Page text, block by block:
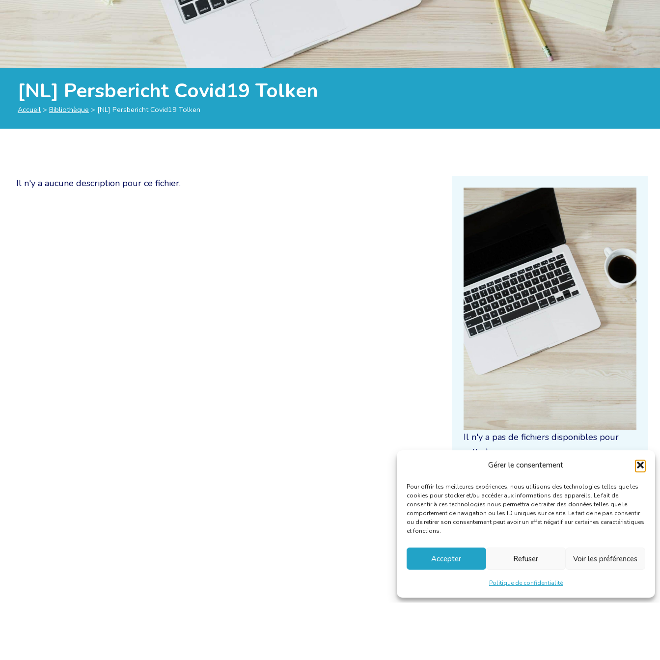
Gérer le consentement
Pour offrir les meilleures expériences, nous utilisons des technologies telles que les
cookies pour stocker et/ou accéder aux informations des appareils. Le fait de
consentir à ces technologies nous permettra de traiter des données telles que le
comportement de navigation ou les ID uniques sur ce site. Le fait de ne pas consentir
ou de retirer son consentement peut avoir un effet négatif sur certaines caractéristiques
et fonctions.
Accepter Refuser Voir les préférences
Politique de confidentialité
[NL] Persbericht Covid19 Tolken
Accueil > Bibliothèque > [NL] Persbericht Covid19 Tolken
Il n'y a aucune description pour ce fichier.
Il n'y a pas de fichiers disponibles pour
cette langue.
Uniquement / aussi disponible en :